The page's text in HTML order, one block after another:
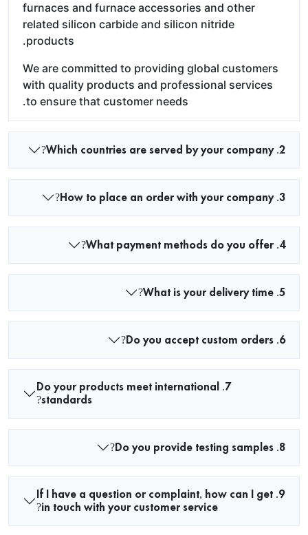
furnaces and furnace accessories and other
related silicon carbide and silicon nitride
products.
We are committed to providing global customers
with quality products and professional services
to ensure that customer needs.
2. Which countries are served by your company?
3. How to place an order with your company?
4. What payment methods do you offer?
5. What is your delivery time?
6. Do you accept custom orders?
7. Do your products meet international
standards?
8. Do you provide testing samples?
9. If I have a question or complaint, how can I get
in touch with your customer service?